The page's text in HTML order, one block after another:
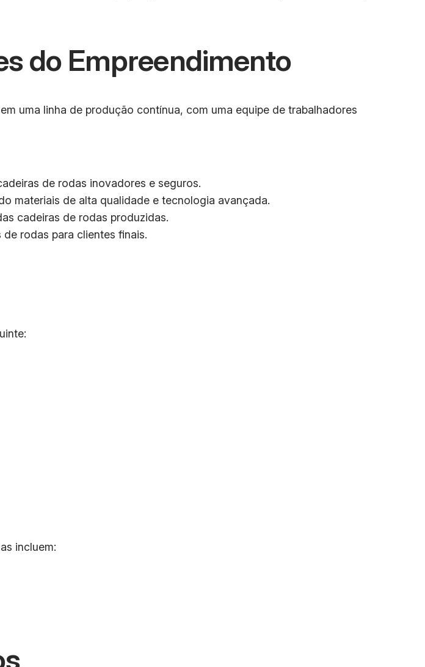
do Empreendimento
uma linha de produção contínua, com uma equipe de trabalhadores
de rodas inovadores e seguros.
materiais de alta qualidade e tecnologia avançada.
cadeiras de rodas produzidas.
rodas para clientes finais.
incluem: